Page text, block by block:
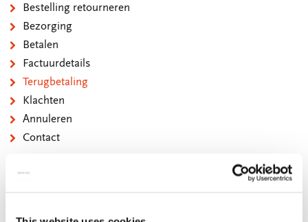
Bestelling retourneren
Bezorging
Betalen
Factuurdetails
Terugbetaling
Klachten
Annuleren
Contact